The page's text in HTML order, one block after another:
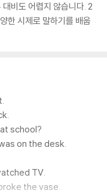
비도 어렵지 않습니다. 2
한 시제로 말하기를 배웁
at school?
was on the desk.
TV.
broke the vase.